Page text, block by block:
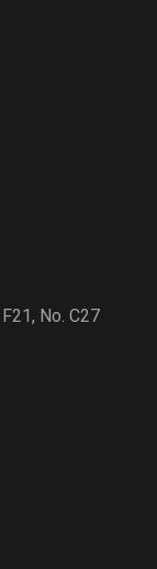
No. C27